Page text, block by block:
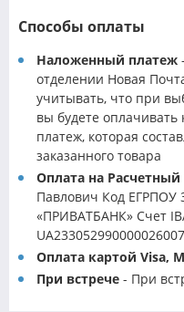
Способы оплаты
Наложенный платеж
отделении Новая
учитывать, что при
вы будете
платеж, которая
заказанного товара
Оплата на Расчетный
Павлович Код ЕГРПОУ
«ПРИВАТБАНК» Счет
Оплата картой Visa,
При встрече - При